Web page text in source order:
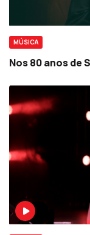
MÚSICA
Nos 80 anos de